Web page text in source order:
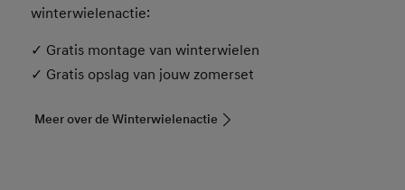
winterwielenactie:
✓ Gratis montage van winterwielen
✓ Gratis opslag van jouw zomerset
Meer over de Winterwielenactie